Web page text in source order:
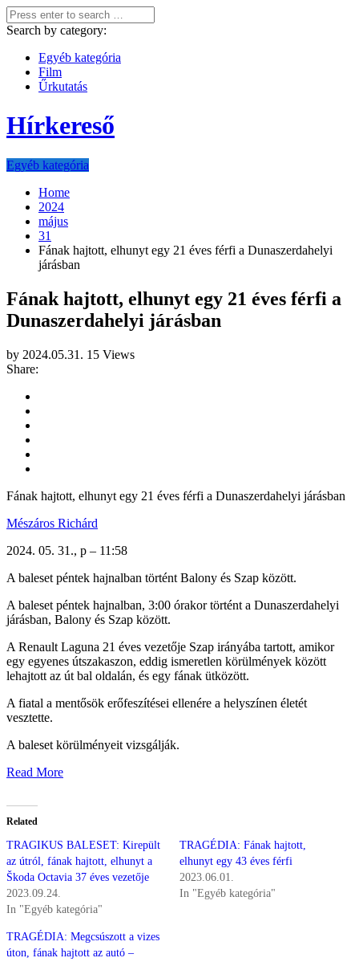
Search by category:
Egyéb kategória
Film
Űrkutatás
Hírkereső
Egyéb kategória
Home
2024
május
31
Fának hajtott, elhunyt egy 21 éves férfi a Dunaszerdahelyi
járásban
Fának hajtott, elhunyt egy 21 éves férfi a
Dunaszerdahelyi járásban
by 2024.05.31. 15 Views
Share:
Fának hajtott, elhunyt egy 21 éves férfi a Dunaszerdahelyi járásban
Mészáros Richárd
2024. 05. 31., p – 11:58
A baleset péntek hajnalban történt Balony és Szap között.
A baleset péntek hajnalban, 3:00 órakor történt a Dunaszerdahelyi
járásban, Balony és Szap között.
A Renault Laguna 21 éves vezetője Szap irányába tartott, amikor
egy egyenes útszakaszon, eddig ismeretlen körülmények között
lehajtott az út bal oldalán, és egy fának ütközött.
A fiatal a mentősök erőfeszítései ellenére a helyszínen életét
vesztette.
A baleset körülményeit vizsgálják.
Read More
Related
TRAGIKUS BALESET: Kirepült
az útról, fának hajtott, elhunyt a
Škoda Octavia 37 éves vezetője
2023.09.24.
In "Egyéb kategória"
TRAGÉDIA: Fának hajtott,
elhunyt egy 43 éves férfi
2023.06.01.
In "Egyéb kategória"
TRAGÉDIA: Megcsúszott a vizes
úton, fának hajtott az autó –